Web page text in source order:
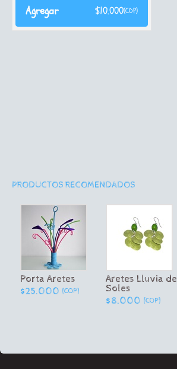
Agregar $10.000(COP)
PRODUCTOS RECOMENDADOS
Porta Aretes
$25.000 (COP)
Aretes Lluvia de
Soles
$8.000 (COP)